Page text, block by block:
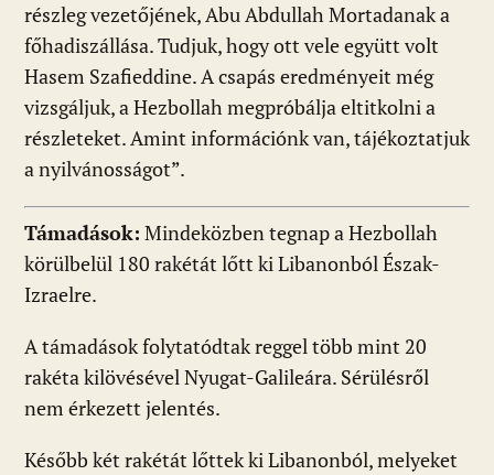
részleg vezetőjének, Abu Abdullah Mortadanak a
főhadiszállása. Tudjuk, hogy ott vele együtt volt
Hasem Szafieddine. A csapás eredményeit még
vizsgáljuk, a Hezbollah megpróbálja eltitkolni a
részleteket. Amint információnk van, tájékoztatjuk
a nyilvánosságot”.
Támadások: Mindeközben tegnap a Hezbollah
körülbelül 180 rakétát lőtt ki Libanonból Észak-
Izraelre.
A támadások folytatódtak reggel több mint 20
rakéta kilövésével Nyugat-Galileára. Sérülésről
nem érkezett jelentés.
Később két rakétát lőttek ki Libanonból, melyeket